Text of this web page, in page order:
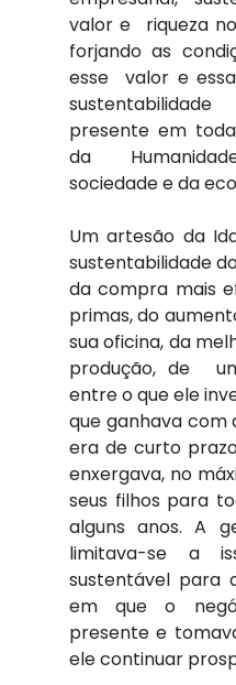
valor e  riqueza
forjando as
esse  valor e
presente em
da
sociedade e da
Um artesão da
sustentabilidade
da compra mais
primas, do
sua oficina, da
produção, de
entre o que ele
que ganhava com
era de curto
enxergava, no
seus filhos para
alguns anos. A
limitava-se a
sustentável para
em que o
presente e
ele continuar